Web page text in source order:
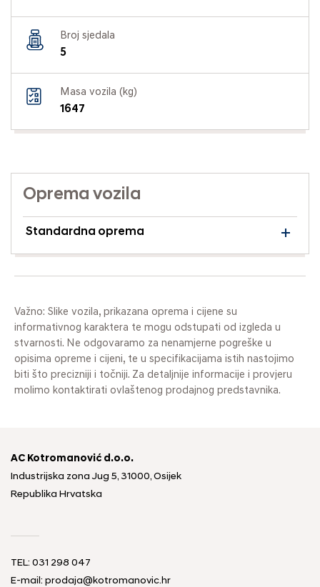
Broj sjedala
5
Masa vozila (kg)
1647
Oprema vozila
Standardna oprema
Važno: Slike vozila, prikazana oprema i cijene su
informativnog karaktera te mogu odstupati od izgleda u
stvarnosti. Ne odgovaramo za nenamjerne pogreške u
opisima opreme i cijeni, te u specifikacijama istih nastojimo
biti što precizniji i točniji. Za detaljnije informacije i provjeru
molimo kontaktirati ovlaštenog prodajnog predstavnika.
AC Kotromanović d.o.o.
Industrijska zona Jug 5, 31000, Osijek
Republika Hrvatska
TEL: 031 298 047
E-mail: prodaja@kotromanovic.hr